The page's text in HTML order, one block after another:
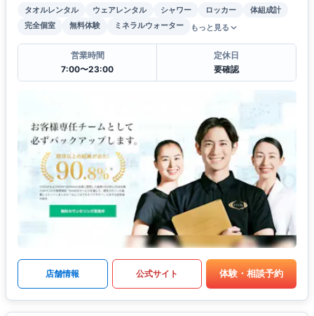
タオルレンタル ウェアレンタル シャワー ロッカー
体組成計
完全個室
無料体験 ミネラルウォーター もっと見る
営業時間
7:00〜23:00
定休日
要確認
店舗情報 公式サイト 体験・相談予約